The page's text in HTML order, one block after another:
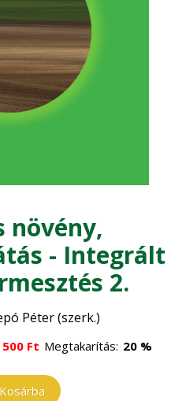
növény,
- Integrált
2.
Péter (szerk.)
500 Ft Megtakarítás: 20 %
Kosárba